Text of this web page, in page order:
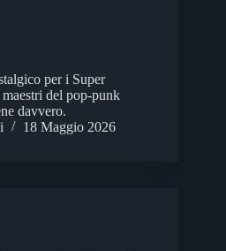
per i Super
del pop‑punk
davvero.
18 Maggio 2026